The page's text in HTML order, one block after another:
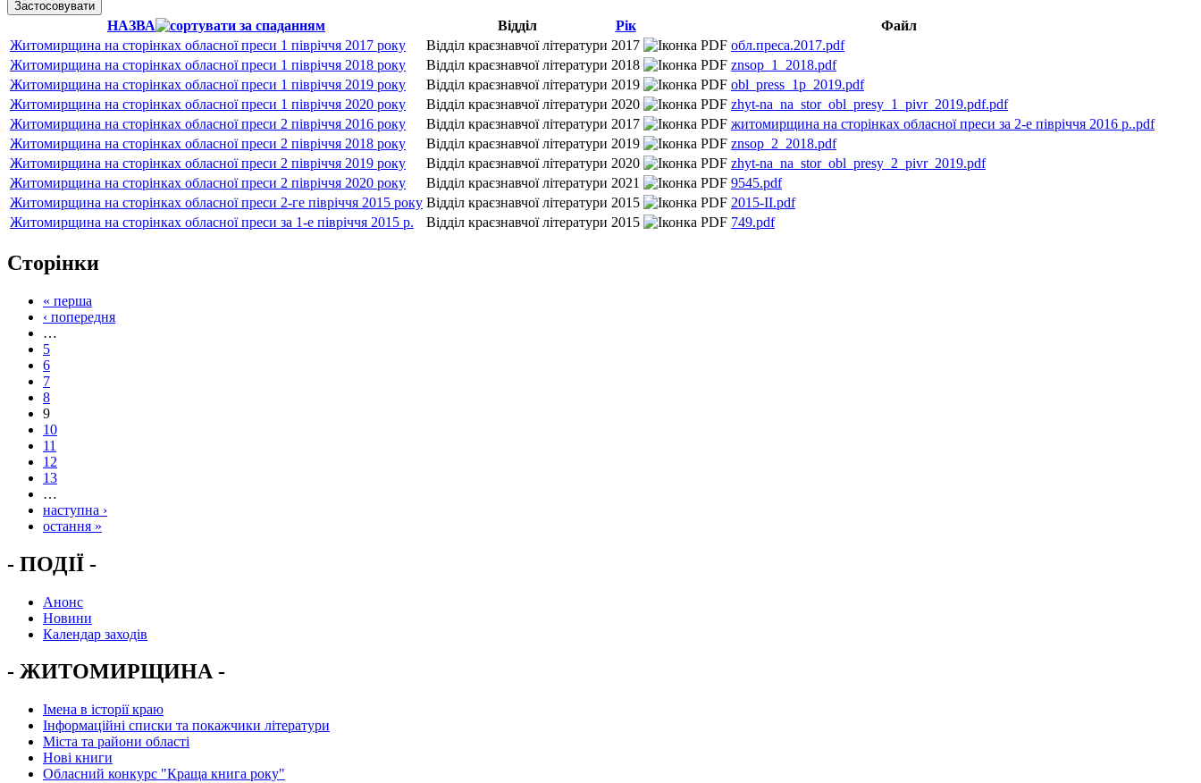
НАЗВА Відділ Рік
Файл
Житомирщина на сторінках обласної преси 1 півріччя 2017 року
Відділ краєзнавчої літератури 2017
обл.преса.2017.pdf
Житомирщина на сторінках обласної преси 1 півріччя 2018 року
Відділ краєзнавчої літератури 2018
znsop_1_2018.pdf
Житомирщина на сторінках обласної преси 1 півріччя 2019 року
Відділ краєзнавчої літератури 2019
obl_press_1p_2019.pdf
Житомирщина на сторінках обласної преси 1 півріччя 2020 року
Відділ краєзнавчої літератури 2020
zhyt-na_na_stor_obl_presy_1_pivr_2019.pdf.pdf
Житомирщина на сторінках обласної преси 2 півріччя 2016 року
Відділ краєзнавчої літератури 2017
житомирщина на сторінках обласної преси за 2-е півріччя 2016 р..pdf
Житомирщина на сторінках обласної преси 2 півріччя 2018 року
Відділ краєзнавчої літератури 2019
znsop_2_2018.pdf
Житомирщина на сторінках обласної преси 2 півріччя 2019 року
Відділ краєзнавчої літератури 2020
zhyt-na_na_stor_obl_presy_2_pivr_2019.pdf
Житомирщина на сторінках обласної преси 2 півріччя 2020 року
Відділ краєзнавчої літератури 2021
9545.pdf
Житомирщина на сторінках обласної преси 2-ге півріччя 2015 року Відділ краєзнавчої літератури 2015
2015-II.pdf
Житомирщина на сторінках обласної преси за 1-е півріччя 2015 р.
Відділ краєзнавчої літератури 2015 749.pdf
Сторінки
« перша
‹ попередня
…
5
6
7
8
9
10
11
12
13
…
наступна ›
остання »
- ПОДІЇ -
Анонс
Новини
Календар заходів
- ЖИТОМИРЩИНА -
Імена в історії краю
Інформаційні списки та покажчики літератури
Міста та райони області
Нові книги
Обласний конкурс "Краща книга року"